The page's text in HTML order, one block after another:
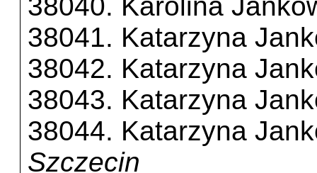
38041. Katarzyna
38042. Katarzyna
38043. Katarzyna
38044. Katarzyna
Szczecin